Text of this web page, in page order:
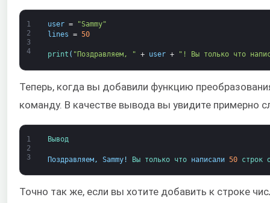
1
2
3
4
user =
"Sammy"
lines = 50
print ( "Поздравляем, " + user + "! Вы только что
Теперь, когда вы добавили функцию
команду. В качестве вывода вы увидите примерно
1
2
3
Вывод
Поздравляем, Sammy! Вы только что написали 50 строк
Точно так же, если вы хотите добавить к строке